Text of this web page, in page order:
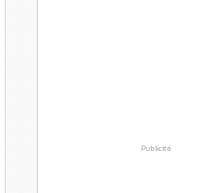
Publicité